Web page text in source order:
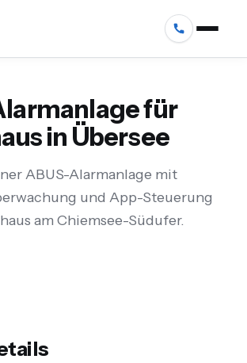
für
in Übersee
ABUS-Alarmanlage mit
und App-Steuerung
am Chiemsee-Südufer.